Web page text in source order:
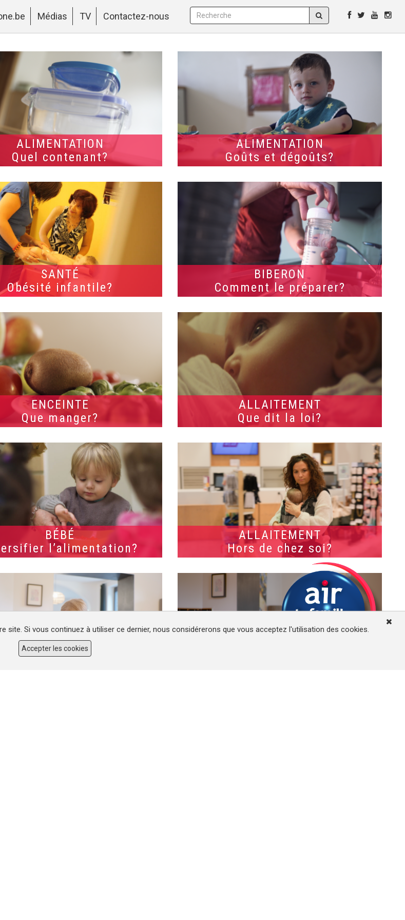
Médias TV Contactez-nous
ALIMENTATION
Quel contenant?
ALIMENTATION
Goûts et dégoûts?
SANTÉ
Obésité infantile?
BIBERON
Comment le préparer?
ENCEINTE
Que manger?
ALLAITEMENT
Que dit la loi?
BÉBÉ
l’alimentation?
ALLAITEMENT
Hors de chez soi?
site. Si vous continuez à utiliser ce dernier, nous considérerons que vous acceptez l'utilisation des cookies.
Accepter les cookies